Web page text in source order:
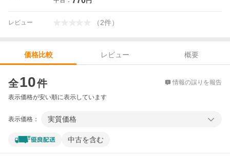
レビュー （2件）
価格比較 レビュー
概要
全10件 情報の誤りを報告
表示価格が安い順に表示しています
表示価格： 実質価格
中古を含む